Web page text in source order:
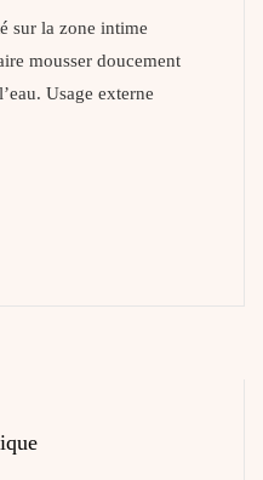
sur la zone intime
mousser doucement
Usage externe